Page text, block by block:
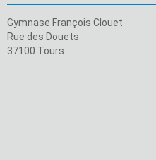
Gymnase François Clouet
Rue des Douets
37100 Tours